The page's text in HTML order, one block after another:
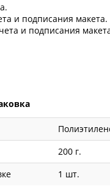
и подписания макета.
и подписания
200 г.
1 шт.